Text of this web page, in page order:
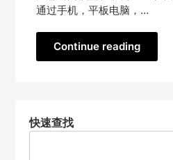
通过手机，平板电脑，…
Continue reading
快速查找